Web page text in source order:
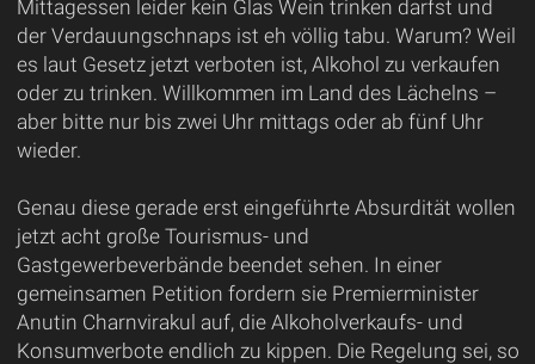
Mittagessen leider kein Glas Wein trinken darfst und
der Verdauungschnaps ist eh völlig tabu. Warum? Weil
es laut Gesetz jetzt verboten ist, Alkohol zu verkaufen
oder zu trinken. Willkommen im Land des Lächelns –
aber bitte nur bis zwei Uhr mittags oder ab fünf Uhr
wieder.
Genau diese gerade erst eingeführte Absurdität wollen
jetzt acht große Tourismus- und
Gastgewerbeverbände beendet sehen. In einer
gemeinsamen Petition fordern sie Premierminister
Anutin Charnvirakul auf, die Alkoholverkaufs- und
Konsumverbote endlich zu kippen. Die Regelung sei, so